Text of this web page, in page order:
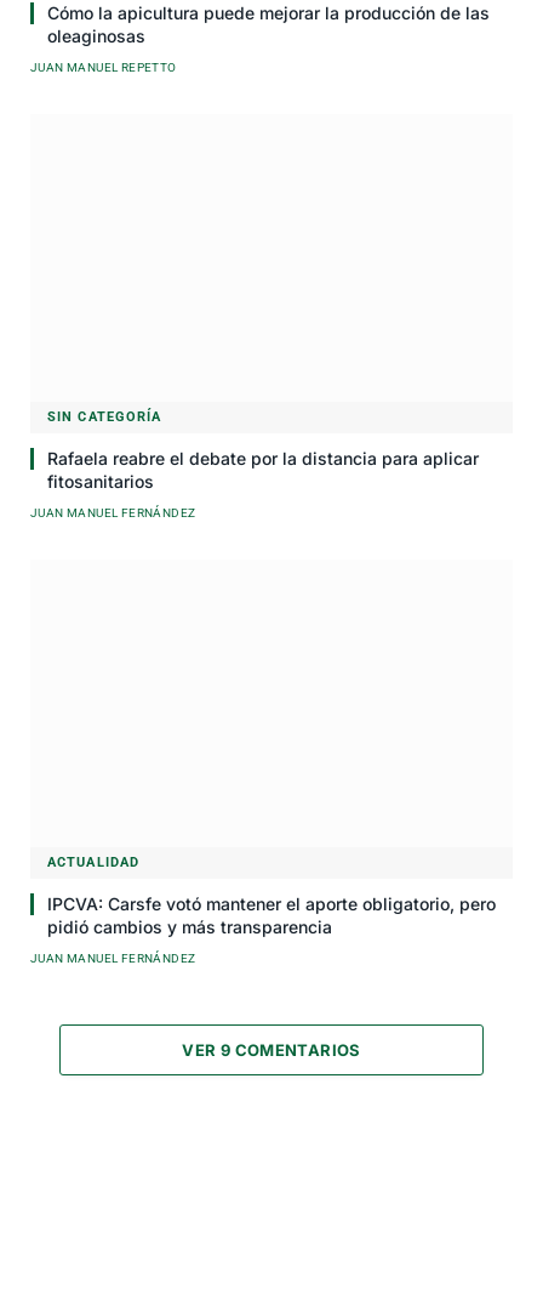
Cómo la apicultura puede mejorar la producción de las
oleaginosas
JUAN MANUEL REPETTO
SIN CATEGORÍA
Rafaela reabre el debate por la distancia para aplicar
fitosanitarios
JUAN MANUEL FERNÁNDEZ
ACTUALIDAD
IPCVA: Carsfe votó mantener el aporte obligatorio, pero
pidió cambios y más transparencia
JUAN MANUEL FERNÁNDEZ
VER 9 COMENTARIOS